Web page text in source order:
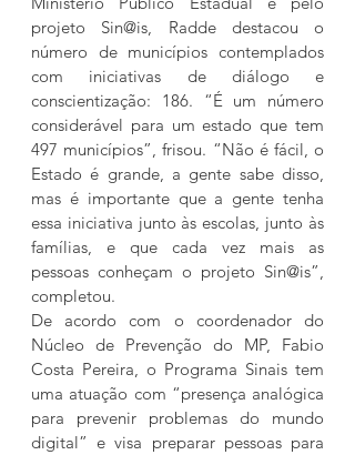
projeto Sin@is, Radde destacou o
número de municípios contemplados
com iniciativas de diálogo e
conscientização: 186. “É um número
considerável para um estado que tem
497 municípios”, frisou. “Não é fácil, o
Estado é grande, a gente sabe disso,
mas é importante que a gente tenha
essa iniciativa junto às escolas, junto às
famílias, e que cada vez mais as
pessoas conheçam o projeto Sin@is”,
completou.
De acordo com o coordenador do
Núcleo de Prevenção do MP, Fabio
Costa Pereira, o Programa Sinais tem
uma atuação com “presença analógica
para prevenir problemas do mundo
digital” e visa preparar pessoas para